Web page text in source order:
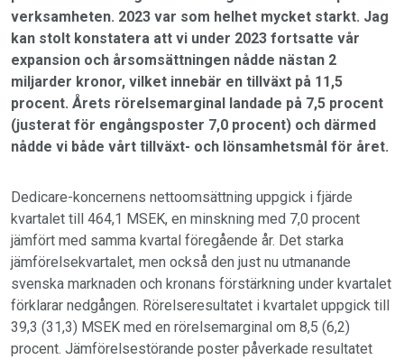
verksamheten. 2023 var som helhet mycket starkt. Jag
kan stolt konstatera att vi under 2023 fortsatte vår
expansion och årsomsättningen nådde nästan 2
miljarder kronor, vilket innebär en tillväxt på 11,5
procent. Årets rörelsemarginal landade på 7,5 procent
(justerat för engångsposter 7,0 procent) och därmed
nådde vi både vårt tillväxt- och lönsamhetsmål för året.
Dedicare-koncernens nettoomsättning uppgick i fjärde
kvartalet till 464,1 MSEK, en minskning med 7,0 procent
jämfört med samma kvartal föregående år. Det starka
jämförelsekvartalet, men också den just nu utmanande
svenska marknaden och kronans förstärkning under kvartalet
förklarar nedgången. Rörelseresultatet i kvartalet uppgick till
39,3 (31,3) MSEK med en rörelsemarginal om 8,5 (6,2)
procent. Jämförelsestörande poster påverkade resultatet